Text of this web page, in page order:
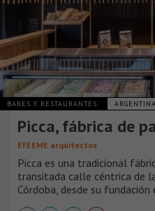
BARES Y RESTAURANTES ARGENTINA
Picca, fábrica de
EFEEME arquitectos
Picca es una tradicional
transitada calle céntrica de
Córdoba, desde su fundación